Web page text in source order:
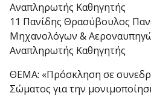
Αναπληρωτής Καθηγητής
11 Πανίδης Θρασύβουλος
Μηχανολόγων &
Αναπληρωτής Καθηγητής
ΘΕΜΑ: «Πρόσκληση σε
Σώματος για την